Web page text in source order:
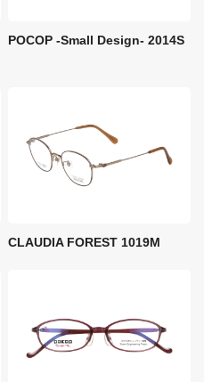
POCOP -Small Design- 2014S
CLAUDIA FOREST 1019M